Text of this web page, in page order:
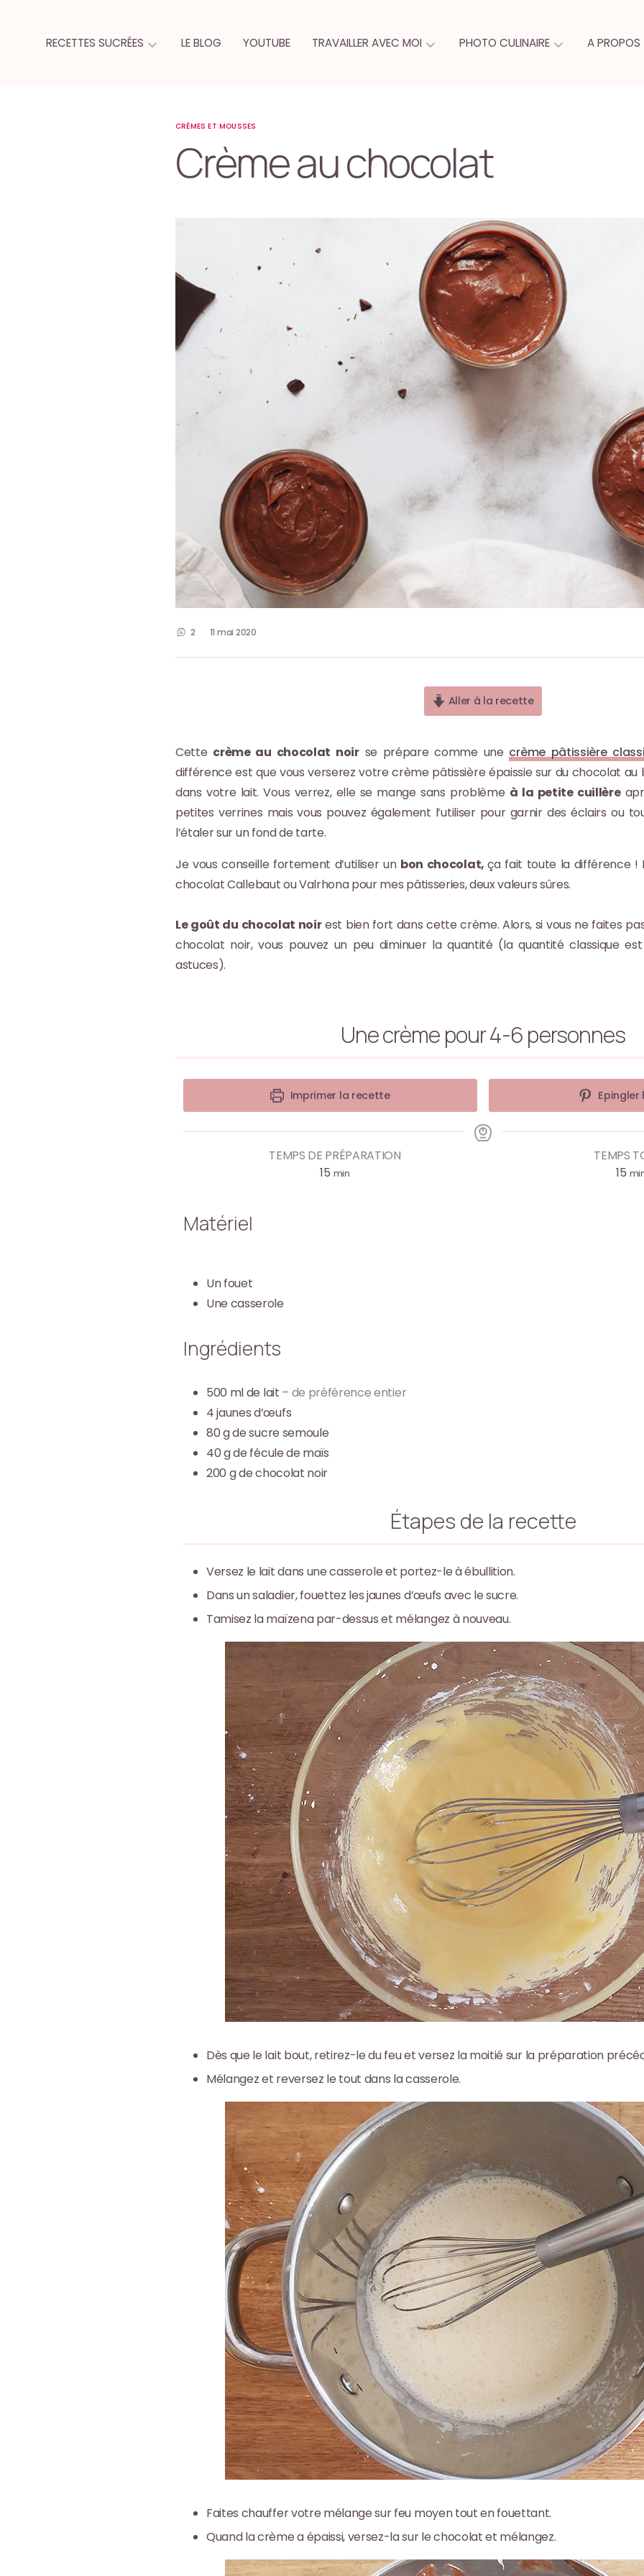
RECETTES SUCRÉES LE BLOG YOUTUBE TRAVAILLER AVEC MOI PHOTO CULINAIRE A PROPOS
CRÈMES ET MOUSSES
Crème au chocolat
2 11 mai 2020
Aller à la recette
Cette crème au chocolat noirse prépare comme une crème pâtissière
différence est que vous verserez votre crème pâtissière épaissie sur du chocolat au
dans votre lait. Vous verrez, elle se mange sans problème à la petite cuillère
petites verrines mais vous pouvez également l’utiliser pour garnir des éclairs ou
l’étaler sur un fond de tarte.
Je vous conseille fortement d’utiliser un bon chocolat,ça fait toute la différence !
chocolat Callebaut ou Valrhona pour mes pâtisseries, deux valeurs sûres.
Le goût du chocolat noirest bien fort dans cette crème. Alors, si vous ne faites
chocolat noir, vous pouvez un peu diminuer la quantité (la quantité classique
astuces).
Une crème pour 4-6 personnes
Imprimer la recette
TEMPS DE PRÉPARATION
15 min
TEMPS
15
Matériel
Un fouet
Une casserole
Ingrédients
500 mlde lait – de préférence entier
4jaunes d’œufs
80gde sucre semoule
40gde fécule de maïs
200 gde chocolat noir
Étapes de la recette
Versez le lait dans une casserole et portez-le à ébullition.
Dans un saladier, fouettez les jaunes d’œufs avec le sucre.
Tamisez la maïzena par-dessus et mélangez à nouveau.
Dès que le lait bout, retirez-le du feu et versez la moitié sur la préparation
Mélangez et reversez le tout dans la casserole.
Faites chauffer votre mélange sur feu moyen tout en fouettant.
Quand la crème a épaissi, versez-la sur le chocolat et mélangez.